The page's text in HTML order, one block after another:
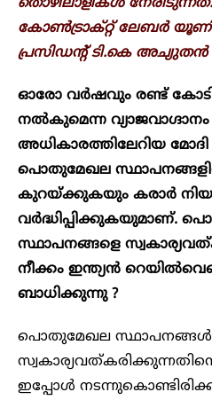
കോൺട്രാക്റ്റ് ലേബ‍ർ
പ്രസിഡന്റ് ടി.കെ അച്യുതൻ
ഓരോ വ‍ർഷവും രണ്ട്
നൽകുമെന്ന
അധികാരത്തിലേറിയ
പൊതുമേഖല
കുറയ്ക്കുകയും കരാ‍ർ
വർദ്ധിപ്പിക്കുകയുമാണ്.
സ്ഥാപനങ്ങളെ
നീക്കം ഇന്ത്യൻ
ബാധിക്കുന്നു ?
പൊതുമേഖല സ്ഥാപനങ്ങൾ
ഇപ്പോൾ